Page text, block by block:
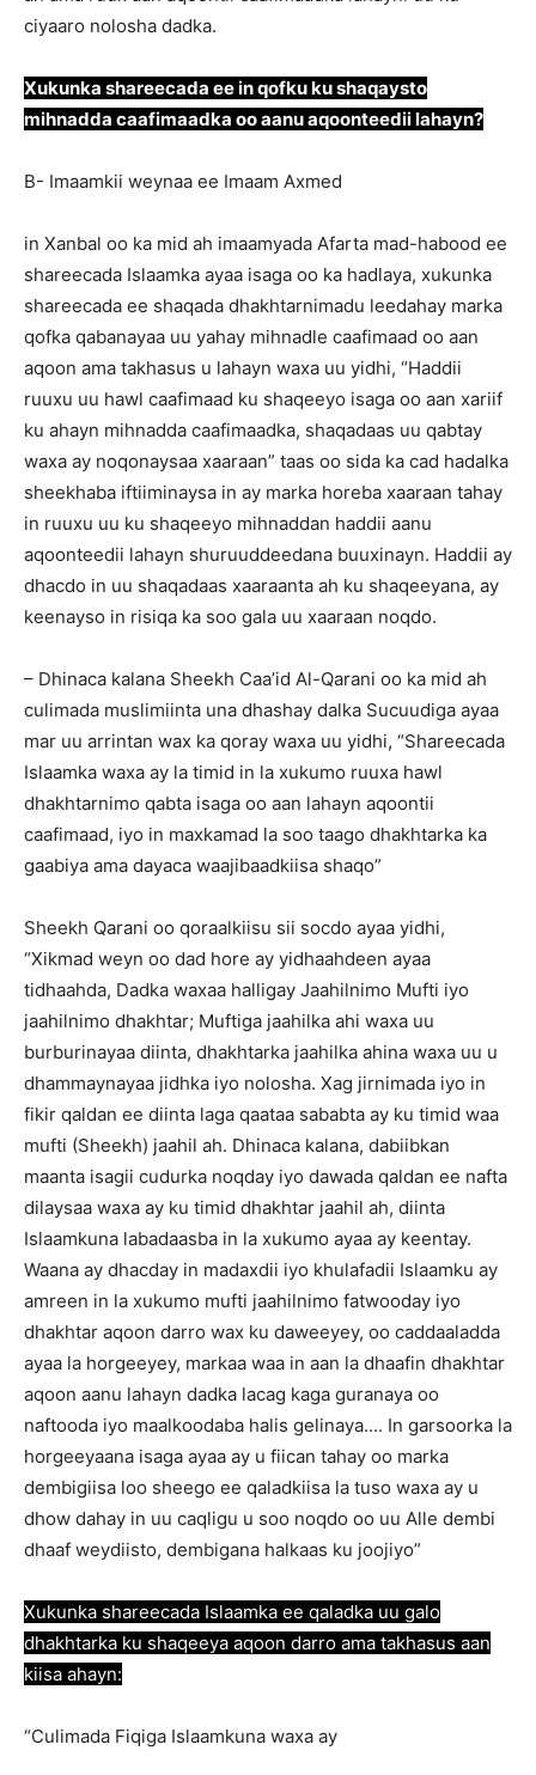
ciyaaro nolosha dadka.
Xukunka shareecada ee in qofku ku shaqaysto
mihnadda caafimaadka oo aanu aqoonteedii lahayn?
B- Imaamkii weynaa ee Imaam Axmed
in Xanbal oo ka mid ah imaamyada Afarta mad-habood ee
shareecada Islaamka ayaa isaga oo ka hadlaya, xukunka
shareecada ee shaqada dhakhtarnimadu leedahay marka
qofka qabanayaa uu yahay mihnadle caafimaad oo aan
aqoon ama takhasus u lahayn waxa uu yidhi, “Haddii
ruuxu uu hawl caafimaad ku shaqeeyo isaga oo aan xariif
ku ahayn mihnadda caafimaadka, shaqadaas uu qabtay
waxa ay noqonaysaa xaaraan” taas oo sida ka cad hadalka
sheekhaba iftiiminaysa in ay marka horeba xaaraan tahay
in ruuxu uu ku shaqeeyo mihnaddan haddii aanu
aqoonteedii lahayn shuruuddeedana buuxinayn. Haddii ay
dhacdo in uu shaqadaas xaaraanta ah ku shaqeeyana, ay
keenayso in risiqa ka soo gala uu xaaraan noqdo.
– Dhinaca kalana Sheekh Caa’id Al-Qarani oo ka mid ah
culimada muslimiinta una dhashay dalka Sucuudiga ayaa
mar uu arrintan wax ka qoray waxa uu yidhi, “Shareecada
Islaamka waxa ay la timid in la xukumo ruuxa hawl
dhakhtarnimo qabta isaga oo aan lahayn aqoontii
caafimaad, iyo in maxkamad la soo taago dhakhtarka ka
gaabiya ama dayaca waajibaadkiisa shaqo”
Sheekh Qarani oo qoraalkiisu sii socdo ayaa yidhi,
“Xikmad weyn oo dad hore ay yidhaahdeen ayaa
tidhaahda, Dadka waxaa halligay Jaahilnimo Mufti iyo
jaahilnimo dhakhtar; Muftiga jaahilka ahi waxa uu
burburinayaa diinta, dhakhtarka jaahilka ahina waxa uu u
dhammaynayaa jidhka iyo nolosha. Xag jirnimada iyo in
fikir qaldan ee diinta laga qaataa sababta ay ku timid waa
mufti (Sheekh) jaahil ah. Dhinaca kalana, dabiibkan
maanta isagii cudurka noqday iyo dawada qaldan ee nafta
dilaysaa waxa ay ku timid dhakhtar jaahil ah, diinta
Islaamkuna labadaasba in la xukumo ayaa ay keentay.
Waana ay dhacday in madaxdii iyo khulafadii Islaamku ay
amreen in la xukumo mufti jaahilnimo fatwooday iyo
dhakhtar aqoon darro wax ku daweeyey, oo caddaaladda
ayaa la horgeeyey, markaa waa in aan la dhaafin dhakhtar
aqoon aanu lahayn dadka lacag kaga guranaya oo
naftooda iyo maalkoodaba halis gelinaya…. In garsoorka la
horgeeyaana isaga ayaa ay u fiican tahay oo marka
dembigiisa loo sheego ee qaladkiisa la tuso waxa ay u
dhow dahay in uu caqligu u soo noqdo oo uu Alle dembi
dhaaf weydiisto, dembigana halkaas ku joojiyo”
Xukunka shareecada Islaamka ee qaladka uu galo
dhakhtarka ku shaqeeya aqoon darro ama takhasus aan
kiisa ahayn:
“Culimada Fiqiga Islaamkuna waxa ay